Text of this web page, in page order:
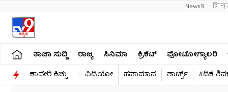
News9
ತಾಜಾ ಸುದ್ದಿ ರಾಜ್ಯ ಸಿನಿಮಾ ಕ್ರಿಕೆಟ್​ ಫೋಟೋಗ್ಯಾಲರಿ
ಕಾವೇರಿ ಕಿಚ್ಚು
ವಿಡಿಯೋ ಹವಾಮಾನ ಶಾರ್ಟ್ಸ್​ #ಡಿಕೆ